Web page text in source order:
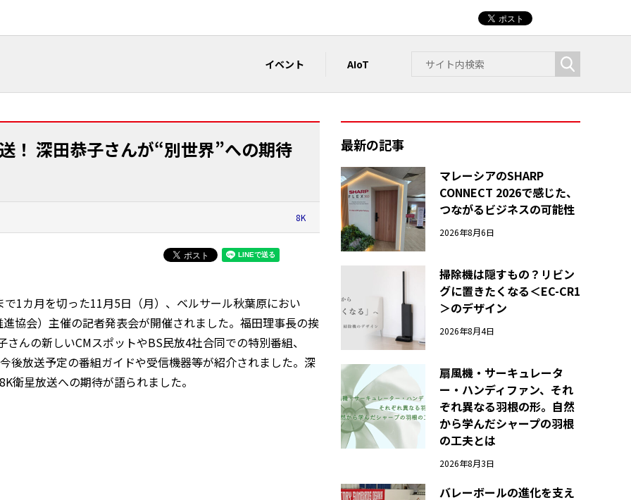
イベント AIoT
！ 深田恭子さんが“別世界”への期待
8K
1カ月を切った11月5日（月）、ベルサール秋葉原におい
協会）主催の記者発表会が開催されました。福田理事長の挨
んの新しいCMスポットやBS民放4社合同での特別番組、
後放送予定の番組ガイドや受信機器等が紹介されました。深
衛星放送への期待が語られました。
最新の記事
マレーシアのSHARP
CONNECT 2026で感じた、
つながるビジネスの可能性
2026年8月6日
掃除機は隠すもの？リビン
グに置きたくなる＜EC-CR1
＞のデザイン
2026年8月4日
扇風機・サーキュレータ
ー・ハンディファン、それ
ぞれ異なる羽根の形。自然
から学んだシャープの羽根
の工夫とは
2026年8月3日
バレーボールの進化を支え